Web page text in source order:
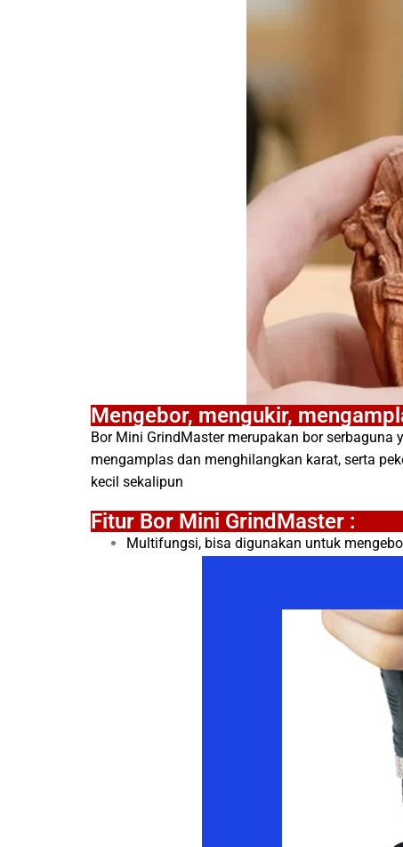
Mengebor, mengukir,
Bor Mini GrindMaster merupakan bor
mengamplas dan menghilangkan karat, serta
kecil sekalipun
Fitur Bor Mini GrindMaster :
Multifungsi, bisa digunakan untuk